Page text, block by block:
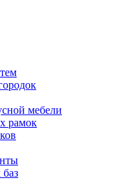
мебели
рамок